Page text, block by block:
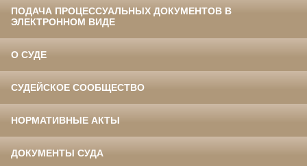
ПОДАЧА ПРОЦЕССУАЛЬНЫХ ДОКУМЕНТОВ В
ЭЛЕКТРОННОМ ВИДЕ
О СУДЕ
СУДЕЙСКОЕ СООБЩЕСТВО
НОРМАТИВНЫЕ АКТЫ
ДОКУМЕНТЫ СУДА